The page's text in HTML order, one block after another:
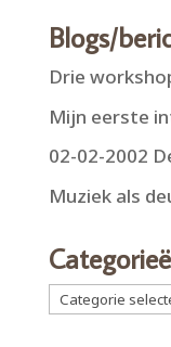
Blogs/
Drie
Mijn eerste
02-02-2002
Muziek als
Categorieën